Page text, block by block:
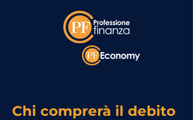
Chi comprerà il debito